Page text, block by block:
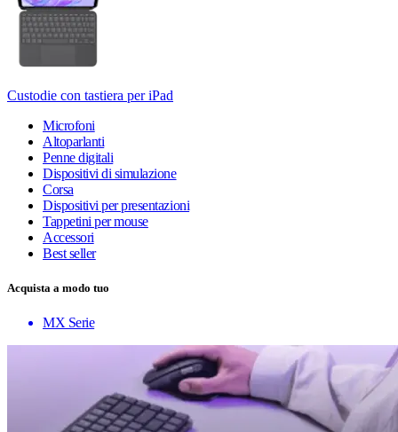
Custodie con tastiera per iPad
Microfoni
Altoparlanti
Penne digitali
Dispositivi di simulazione
Corsa
Dispositivi per presentazioni
Tappetini per mouse
Accessori
Best seller
Acquista a modo tuo
MX Serie